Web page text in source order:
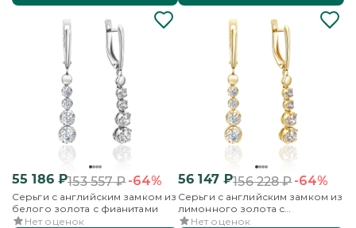
55 186₽153 557₽-64%
Серьги с английским замком из
белого золота с фианитами
Нет оценок
56 147₽156 228₽-64%
Серьги с английским замком из
лимонного золота с
фианитами
Нет оценок